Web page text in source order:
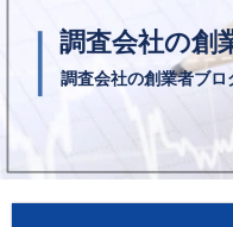
調査会社の創
調査会社の創業者ブロ